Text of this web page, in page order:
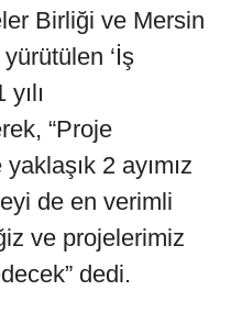
Birliği ve Mersin
‘İş
“Proje
2 ayımız
de en verimli
ve projelerimiz
dedi.